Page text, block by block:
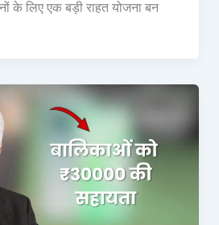
के लिए एक बड़ी राहत योजना बन